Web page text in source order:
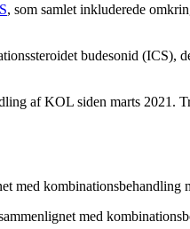
, som samlet inkluderede
budesonid
af KOL siden marts 2021.
med
med